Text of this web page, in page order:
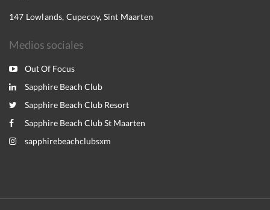
147 Lowlands, Cupecoy, Sint Maarten
Medios sociales
Out Of Focus
Sapphire Beach Club
Sapphire Beach Club Resort
Sapphire Beach Club St Maarten
sapphirebeachclubsxm